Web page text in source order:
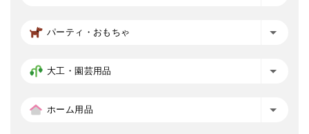
パーティ・おもちゃ
大工・園芸用品
ホーム用品